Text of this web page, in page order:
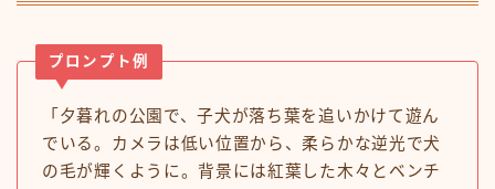
プロンプト例
「夕暮れの公園で、子犬が落ち葉を追いかけて遊ん
でいる。カメラは低い位置から、柔らかな逆光で犬
の毛が輝くように。背景には紅葉した木々とベンチ